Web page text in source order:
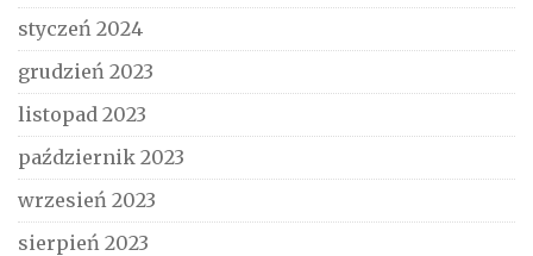
styczeń 2024
grudzień 2023
listopad 2023
październik 2023
wrzesień 2023
sierpień 2023